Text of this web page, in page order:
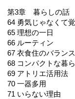
第3章 暮らしの話
64 勇気じゃなくて
65 理想の一日
66 ルーティン
67 衣食住のバランス
68 コンパクトな暮
69 アトリエ活用法
70 一器多用
71 いらない理由